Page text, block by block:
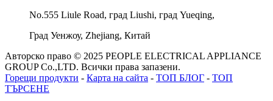
No.555 Liule Road, град Liushi, град Yueqing,
Град Уенжоу, Zhejiang, Китай
Авторско право © 2025 PEOPLE ELECTRICAL APPLIANCE
GROUP Co.,LTD. Всички права запазени.
Горещи продукти - Карта на сайта - ТОП БЛОГ - ТОП
ТЪРСЕНЕ